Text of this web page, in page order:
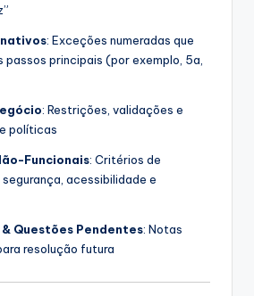
: Exceções numeradas que
passos principais (por exemplo, 5a,
: Restrições, validações e
políticas
Funcionais: Critérios de
acessibilidade e
Questões Pendentes: Notas
resolução futura